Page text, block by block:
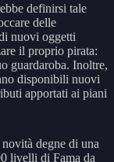
definirsi tale
delle
nuovi oggetti
il proprio pirata:
guardaroba. Inoltre,
disponibili nuovi
apportati ai piani
degne di una
livelli di Fama da